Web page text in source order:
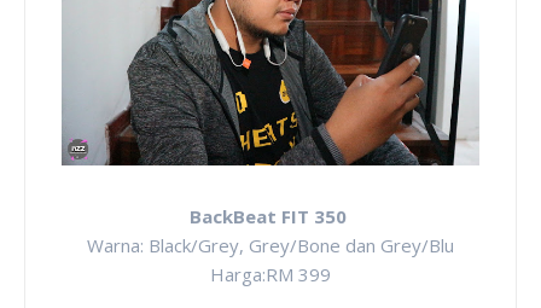
BackBeat FIT 350
Warna: Black/Grey, Grey/Bone dan Grey/Blu
Harga:RM 399